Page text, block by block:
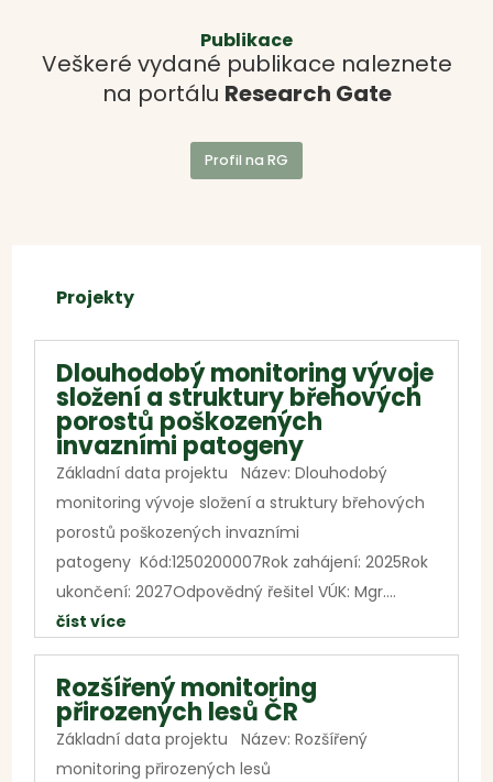
Publikace
Veškeré vydané publikace naleznete
na portálu Research Gate
Profil na RG
Projekty
Dlouhodobý monitoring vývoje
složení a struktury břehových
porostů poškozených
invazními patogeny
Základní data projektu Název: Dlouhodobý
monitoring vývoje složení a struktury břehových
porostů poškozených invazními
patogeny Kód:1250200007Rok zahájení: 2025Rok
ukončení: 2027Odpovědný řešitel VÚK: Mgr....
číst více
Rozšířený monitoring
přirozených lesů ČR
Základní data projektu Název: Rozšířený
monitoring přirozených lesů